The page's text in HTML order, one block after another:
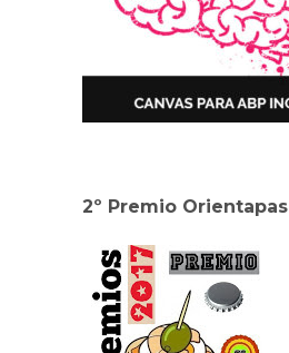
2º Premio Orientapas